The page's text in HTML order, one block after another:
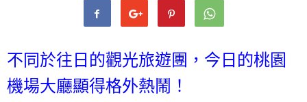
不同於往日的觀光旅遊團，今日的桃園
機場大廳顯得格外熱鬧！